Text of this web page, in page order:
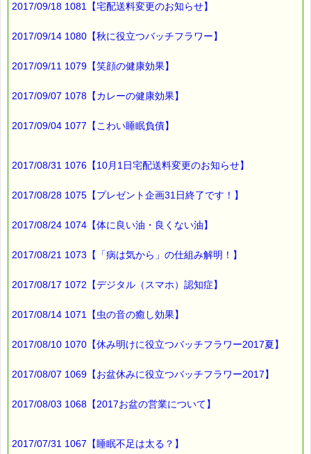
https://pass-thyme.com/office/intro1.asp
https://www.facebook.com/pass.thyme.bach.flower
■編集後記 ━━━━━━━━━☆
12日から16日まで
本日から通常営業に戻っております。
最後まで読んでいただきありがとうございます。
*****@pass-thyme.com
ｅクーポン：****-******
有効期限 ：2017/08/24(木)まで
────────────────
？円（1等）～50円（3等）の範囲内で割引きになります。
割引き金額は、買い物カゴで内容確認する際に決定します。
※バッチフラワー関連商品・関連書籍、セット商品は対象外で
2017/09/18 1081【宅配送料変更のお知らせ】
2017/09/14 1080【秋に役立つバッチフラワー】
2017/09/11 1079【笑顔の健康効果】
2017/09/07 1078【カレーの健康効果】
2017/09/04 1077【こわい睡眠負債】
2017/08/31 1076【10月1日宅配送料変更のお知らせ】
2017/08/28 1075【プレゼント企画31日終了です！】
2017/08/24 1074【体に良い油・良くない油】
2017/08/21 1073【「病は気から」の仕組み解明！】
2017/08/17 1072【デジタル（スマホ）認知症】
2017/08/14 1071【虫の音の癒し効果】
2017/08/10 1070【休み明けに役立つバッチフラワー2017夏】
2017/08/07 1069【お盆休みに役立つバッチフラワー2017】
2017/08/03 1068【2017お盆の営業について】
2017/07/31 1067【睡眠不足は太る？】